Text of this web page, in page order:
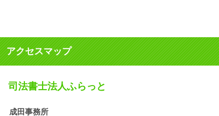
アクセスマップ
司法書士法人ふらっと
成田事務所